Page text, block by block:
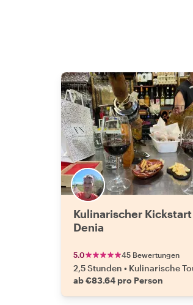
Kulinarischer
Denia
5.0 45 Bewertungen
2,5 Stunden • Kulinarische
ab €83.64 pro Person